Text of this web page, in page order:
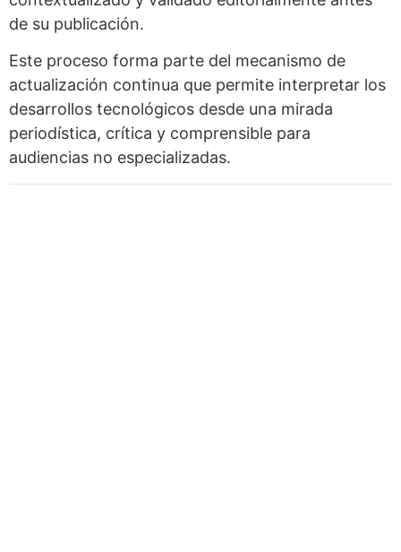
de su publicación.
Este proceso forma parte del mecanismo de
actualización continua que permite interpretar los
desarrollos tecnológicos desde una mirada
periodística, crítica y comprensible para
audiencias no especializadas.